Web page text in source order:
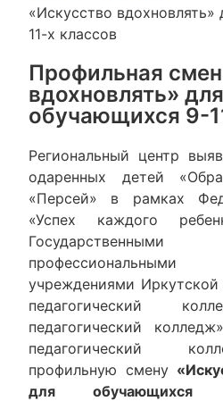
«Искусство
11-х классов
Профильная
вдохновлять» для
обучающихся 9-
Региональный центр
одаренных детей
«Персей» в рамках
«Успех каждого
профессиональными
учреждениями Иркутской
педагогический
педагогический
педагогический
профильную смену
для обучающихся